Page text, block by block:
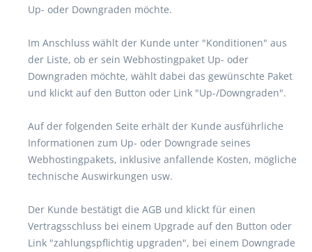
Up- oder Downgraden möchte.
Im Anschluss wählt der Kunde unter "Konditionen" aus
der Liste, ob er sein Webhostingpaket Up- oder
Downgraden möchte, wählt dabei das gewünschte Paket
und klickt auf den Button oder Link "Up-/Downgraden".
Auf der folgenden Seite erhält der Kunde ausführliche
Informationen zum Up- oder Downgrade seines
Webhostingpakets, inklusive anfallende Kosten, mögliche
technische Auswirkungen usw.
Der Kunde bestätigt die AGB und klickt für einen
Vertragsschluss bei einem Upgrade auf den Button oder
Link "zahlungspflichtig upgraden", bei einem Downgrade